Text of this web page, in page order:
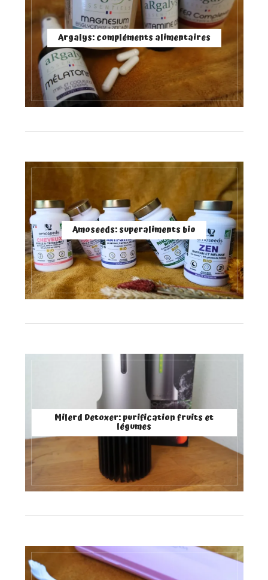
Argalys: compléments alimentaires
Amoseeds: superaliments bio
Milerd Detoxer: purification fruits et
légumes